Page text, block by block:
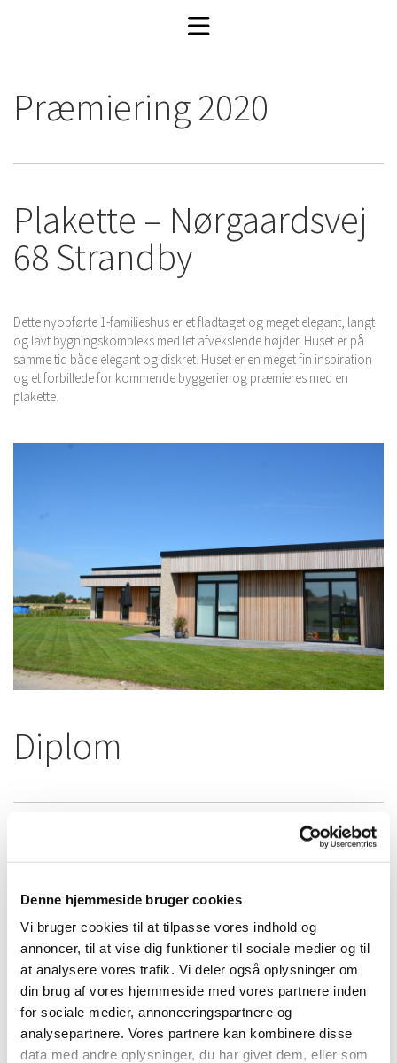
Denne hjemmeside bruger cookies
Vi bruger cookies til at tilpasse vores indhold og
annoncer, til at vise dig funktioner til sociale medier og til
at analysere vores trafik. Vi deler også oplysninger om
din brug af vores hjemmeside med vores partnere inden
for sociale medier, annonceringspartnere og
analysepartnere. Vores partnere kan kombinere disse
data med andre oplysninger, du har givet dem, eller som
Præmiering 2020
Plakette – Nørgaardsvej
68 Strandby
Dette nyopførte 1-familieshus er et fladtaget og meget elegant, langt
og lavt bygningskompleks med let afvekslende højder. Huset er på
samme tid både elegant og diskret. Huset er en meget fin inspiration
og et forbillede for kommende byggerier og præmieres med en
plakette.
Diplom
Strandvej 104
Det elegante hus på Strandvej 104 er af hensyn til blandt andet terræn
og udsigten mod Kattegat sammensat af flere bygningskroppe med
varieret højde og drøjde.Samspillet med klitterne giver huset karakter
af, at det ligesom ”vokser” ud af terrænet med en spændende
fremtoning, som gør det helt forskelligt fra de mere gængse
rektangulære 1-plans huse. Det er et både iøjnefaldende og
spændende byggeri, som er tildelt et diplom.